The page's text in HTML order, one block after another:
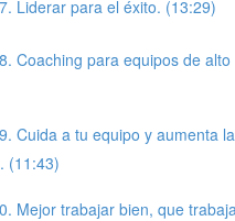
Liderar para el éxito. (13:29)
Coaching para equipos de
Cuida a tu equipo y aumenta la
(11:43)
Mejor trabajar bien, que